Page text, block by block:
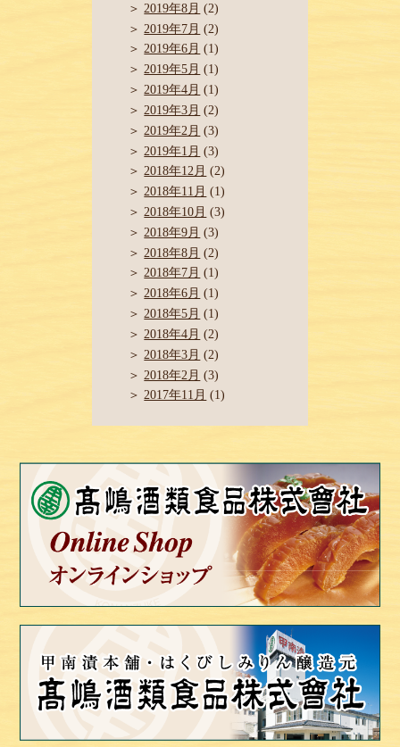
2019年8月 (2)
2019年7月 (2)
2019年6月 (1)
2019年5月 (1)
2019年4月 (1)
2019年3月 (2)
2019年2月 (3)
2019年1月 (3)
2018年12月 (2)
2018年11月 (1)
2018年10月 (3)
2018年9月 (3)
2018年8月 (2)
2018年7月 (1)
2018年6月 (1)
2018年5月 (1)
2018年4月 (2)
2018年3月 (2)
2018年2月 (3)
2017年11月 (1)